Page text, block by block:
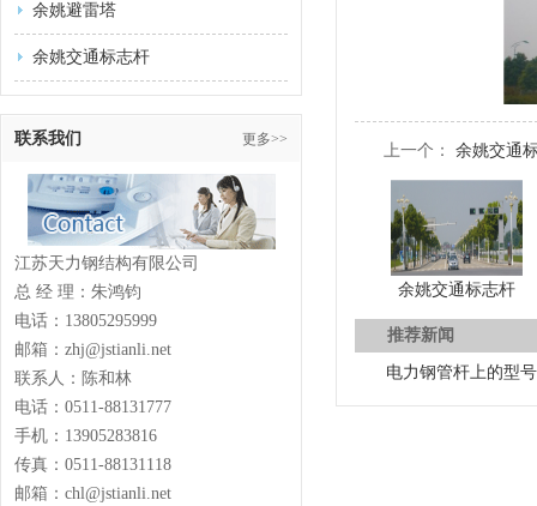
余姚避雷塔
余姚交通标志杆
联系我们 更多>>
江苏天力钢结构有限公司
总 经 理：朱鸿钧
电话：13805295999
邮箱：zhj@jstianli.net
联系人：陈和林
电话：0511-88131777
手机：13905283816
传真：0511-88131118
邮箱：chl@jstianli.net
上一个： 余姚交通
余姚交通标志杆
推荐新闻
电力钢管杆上的型